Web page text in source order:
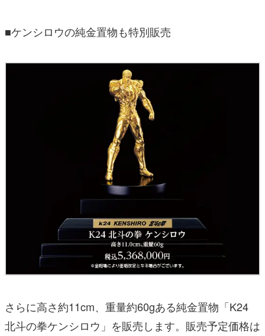
■ケンシロウの純金置物も特別販売
さらに高さ約11cm、重量約60gある純金置物「K24
北斗の拳ケンシロウ」を販売します。販売予定価格は